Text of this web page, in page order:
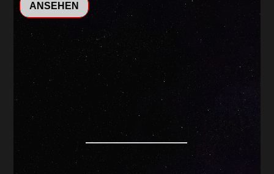
PlayerANSEHEN